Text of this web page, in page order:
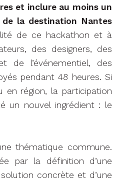
et inclure au moins un
la destination Nantes
de ce hackathon et à
des designers, des
de l’événementiel, des
pendant 48 heures. Si
région, la participation
un nouvel ingrédient : le
thématique commune.
par la définition d’une
concrète et d’une